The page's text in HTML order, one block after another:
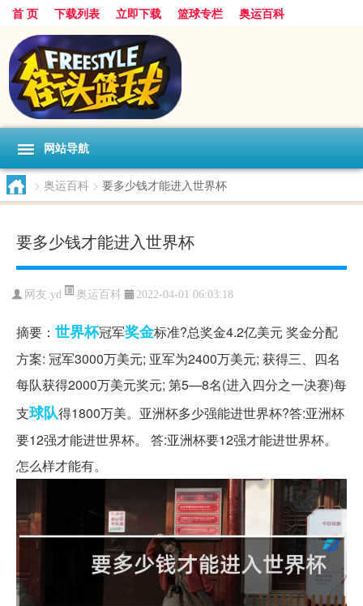
首 页 下载列表 立即下载 篮球专栏 奥运百科
网站导航
> 奥运百科 > 要多少钱才能进入世界杯
要多少钱才能进入世界杯
网友:yd 奥运百科 2022-04-01 06:03:18
摘要： 世界杯冠军奖金标准?总奖金4.2亿美元 奖金分配
方案: 冠军3000万美元; 亚军为2400万美元; 获得三、四名
每队获得2000万美元奖元; 第5—8名(进入四分之一决赛)每
支球队得1800万美。亚洲杯多少强能进世界杯?答:亚洲杯
要12强才能进世界杯。 答:亚洲杯要12强才能进世界杯。
怎么样才能有。